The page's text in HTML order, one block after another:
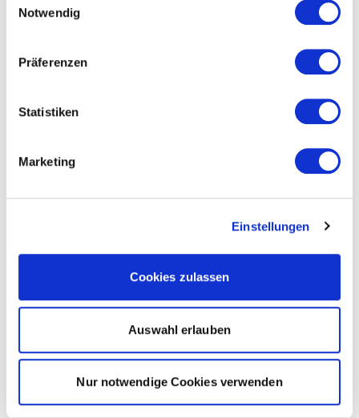
Cookies, wenn Sie unsere Webseite weiterhin nutzen.
Notwendig
Präferenzen
Statistiken
Marketing
Einstellungen
Cookies zulassen
Auswahl erlauben
Nur notwendige Cookies verwenden